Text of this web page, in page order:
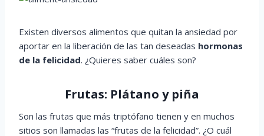
Existen diversos alimentos que quitan la ansiedad por
aportar en la liberación de las tan deseadas hormonas
de la felicidad. ¿Quieres saber cuáles son?
Frutas: Plátano y piña
Son las frutas que más triptófano tienen y en muchos
sitios son llamadas las “frutas de la felicidad”. ¿O cuál